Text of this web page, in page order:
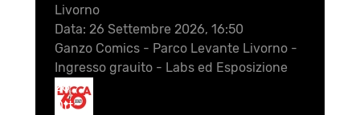
Livorno
Data: 26 Settembre 2026, 16:50
Ganzo Comics - Parco Levante Livorno -
Ingresso grauito - Labs ed Esposizione
28
Ott